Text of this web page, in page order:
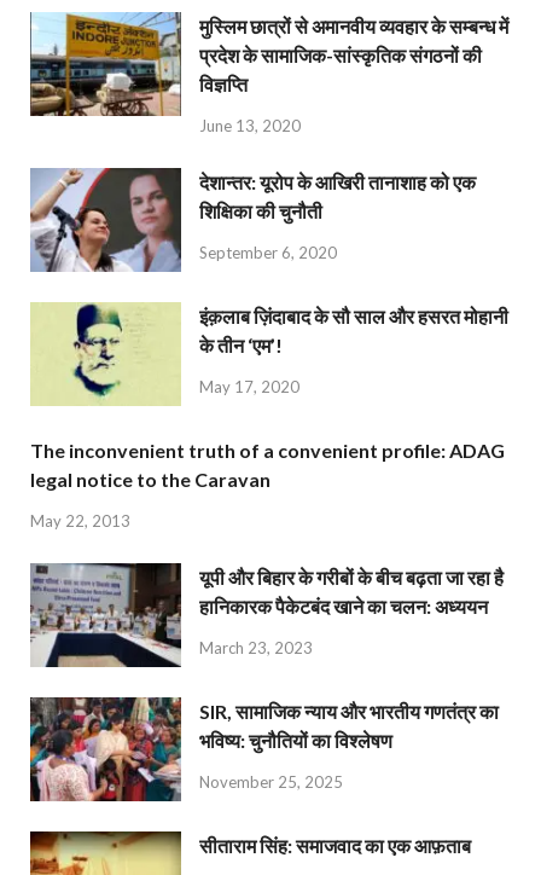
मुस्लिम छात्रों से अमानवीय व्यवहार के सम्बन्ध में
प्रदेश के सामाजिक-सांस्कृतिक संगठनों की
विज्ञप्ति
June 13, 2020
देशान्‍तर: यूरोप के आखिरी तानाशाह को एक
शिक्षिका की चुनौती
September 6, 2020
इंक़लाब ज़िंदाबाद के सौ साल और हसरत मोहानी
के तीन ‘एम’!
May 17, 2020
The inconvenient truth of a convenient profile: ADAG
legal notice to the Caravan
May 22, 2013
यूपी और बिहार के गरीबों के बीच बढ़ता जा रहा है
हानिकारक पैकेटबंद खाने का चलन: अध्ययन
March 23, 2023
SIR, सामाजिक न्याय और भारतीय गणतंत्र का
भविष्य: चुनौतियों का विश्लेषण
November 25, 2025
सीताराम सिंह: समाजवाद का एक आफ़ताब